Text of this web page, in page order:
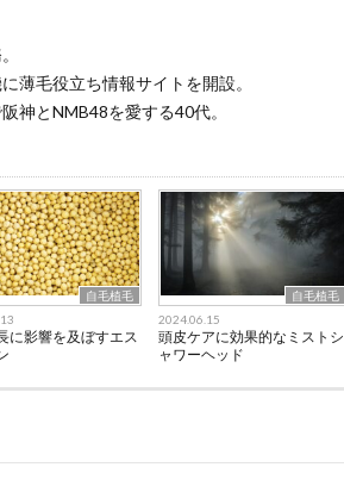
薄毛役立ち情報サイトを開設。
神とNMB48を愛する40代。
自毛植毛
に影響を及ぼすエス
自毛植毛
2024.06.15
頭皮ケアに効果的なミストシ
ャワーヘッド